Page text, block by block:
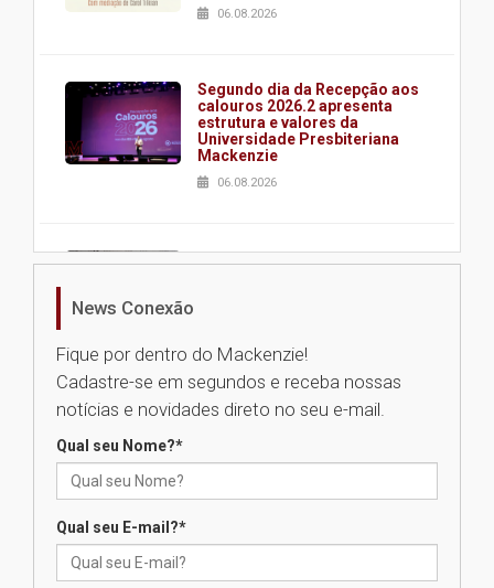
06.08.2026
Segundo dia da Recepção aos
calouros 2026.2 apresenta
estrutura e valores da
Universidade Presbiteriana
Mackenzie
06.08.2026
Nova apresentação do Centro
Universidade Mackenzie
realizará nova edição da Feira
das novas tecnologias em
News Conexão
Fique por dentro do Mackenzie!
Cadastre-se em segundos e receba nossas
notícias e novidades direto no seu e-mail.
Qual seu Nome?*
Qual seu E-mail?*